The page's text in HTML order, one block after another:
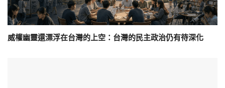
威權幽靈還漂浮在台灣的上空：台灣的民主政治仍有待深化